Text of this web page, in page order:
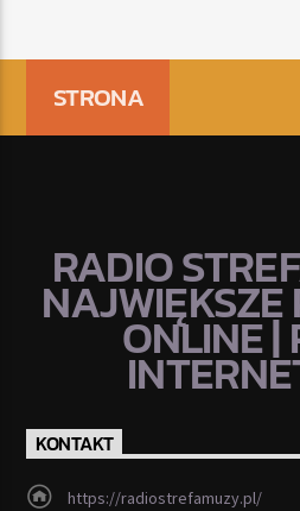
STRONA
RADIO
NAJWIĘKSZE
ONLINE |
KONTAKT
https://radiostrefamuzy.pl/